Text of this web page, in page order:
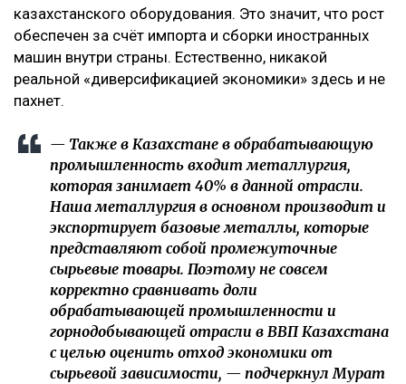
казахстанского оборудования. Это значит, что рост
обеспечен за счёт импорта и сборки иностранных
машин внутри страны. Естественно, никакой
реальной «диверсификацией экономики» здесь и не
пахнет.
— Также в Казахстане в обрабатывающую
промышленность входит металлургия,
которая занимает 40% в данной отрасли.
Наша металлургия в основном производит и
экспортирует базовые металлы, которые
представляют собой промежуточные
сырьевые товары. Поэтому не совсем
корректно сравнивать доли
обрабатывающей промышленности и
горнодобывающей отрасли в ВВП Казахстана
с целью оценить отход экономики от
сырьевой зависимости, — подчеркнул Мурат